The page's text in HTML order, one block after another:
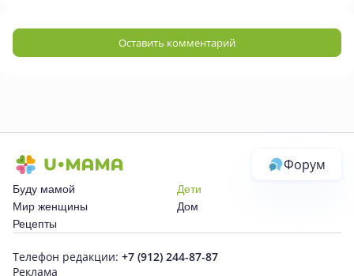
Оставить комментарий
Форум
Буду мамой
Дети
Мир женщины
Дом
Рецепты
Телефон редакции: +7 (912) 244-87-87
Реклама